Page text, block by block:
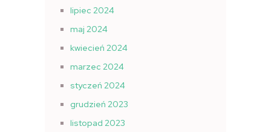
lipiec 2024
maj 2024
kwiecień 2024
marzec 2024
styczeń 2024
grudzień 2023
listopad 2023